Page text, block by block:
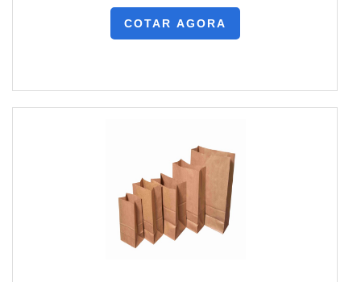
COTAR AGORA